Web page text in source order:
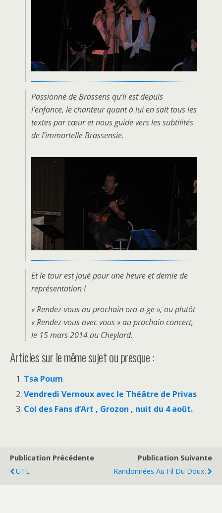
Passionné de Brassens qu’il est depuis
l’enfance, le chanteur quant à lui en sait tous les
textes par cœur et nous guide vers les subtilités
de l’immortelle Brassensie.
Et le tour est joué pour une heure et demie de
représentation !
« Rendez-vous au prochain ora-a-ge », ou plutôt
« Rendez-vous avec vous »au prochain concert,
le 15 mars 2014 au Cheylard.
Articles sur le même sujet ou presque :
Tsa Poum
Vendredi Vernoux avec le Théâtre de Privas
Col des Fans d’Art , Grozon , nuit du 4 août.
Publication Précédente
UTL
Publication Suivante
Randonnées Au Fil Du Doux.